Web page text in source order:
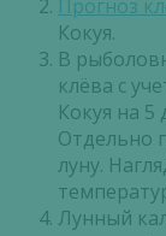
Прогноз
Кокуя.
В
клёва с
Кокуя на 5
Отдельно
луну.
Лунный